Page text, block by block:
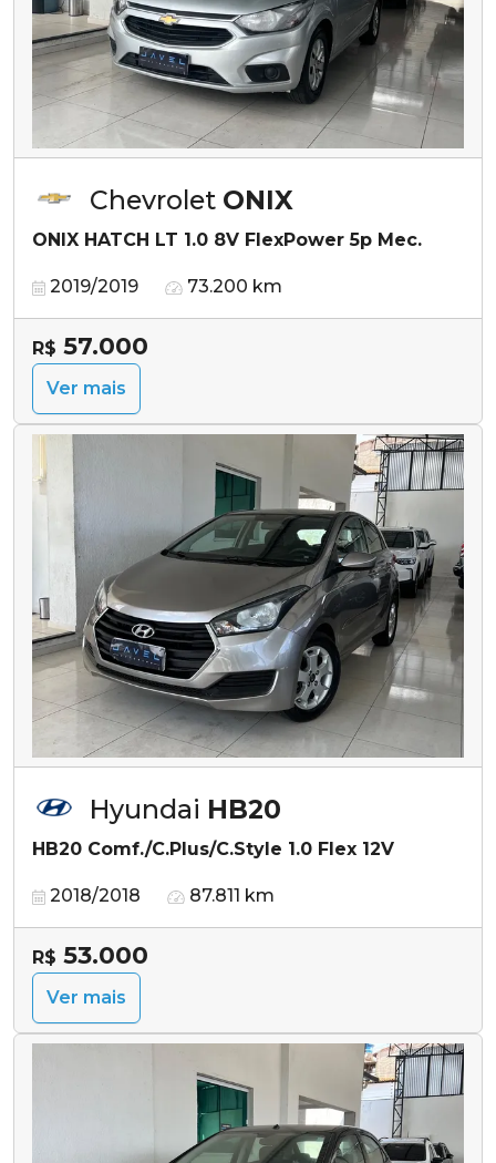
Chevrolet ONIX
ONIX HATCH LT 1.0 8V FlexPower 5p Mec.
2019/2019 73.200 km
R$ 57.000
Ver mais
Hyundai HB20
HB20 Comf./C.Plus/C.Style 1.0 Flex 12V
2018/2018 87.811 km
R$ 53.000
Ver mais